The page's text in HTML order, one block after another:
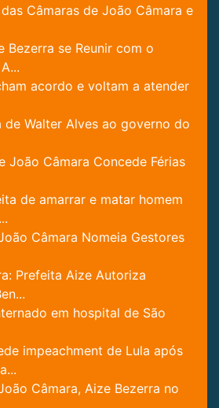
Câmaras de João Câmara e
Bezerra se Reunir com o
acordo e voltam a atender
de Walter Alves ao governo do
João Câmara Concede Férias
de amarrar e matar homem
Câmara Nomeia Gestores
Prefeita Aize Autoriza
em hospital de São
impeachment de Lula após
Câmara, Aize Bezerra no